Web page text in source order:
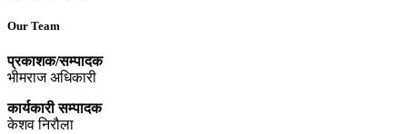
Our Team
प्रकाशक/सम्पादक
भीमराज अधिकारी
कार्यकारी सम्पादक
केशव निरौला